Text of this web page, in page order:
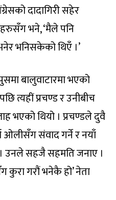
दादागिरी सहेर
भने, ‘मैले पनि
भनिसकेको थिएँ ।’
बालुवाटारमा भएको
त्यहीं प्रचण्ड र उनीबीच
भएको थियो । प्रचण्डले दुवै
ओलीसँग संवाद गर्ने र नयाँ
उनले सहजै सहमति जनाए ।
कुरा गरौं भनेकै हो’ नेता